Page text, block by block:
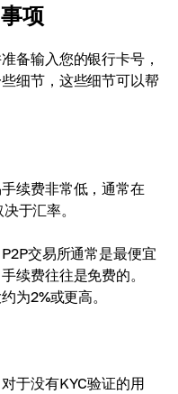
项
备输入您的银行卡号，
细节，这些细节可以帮
续费非常低，通常在
于汇率。
交易所通常是最便宜
续费往往是免费的。
为2%或更高。
于没有KYC验证的用